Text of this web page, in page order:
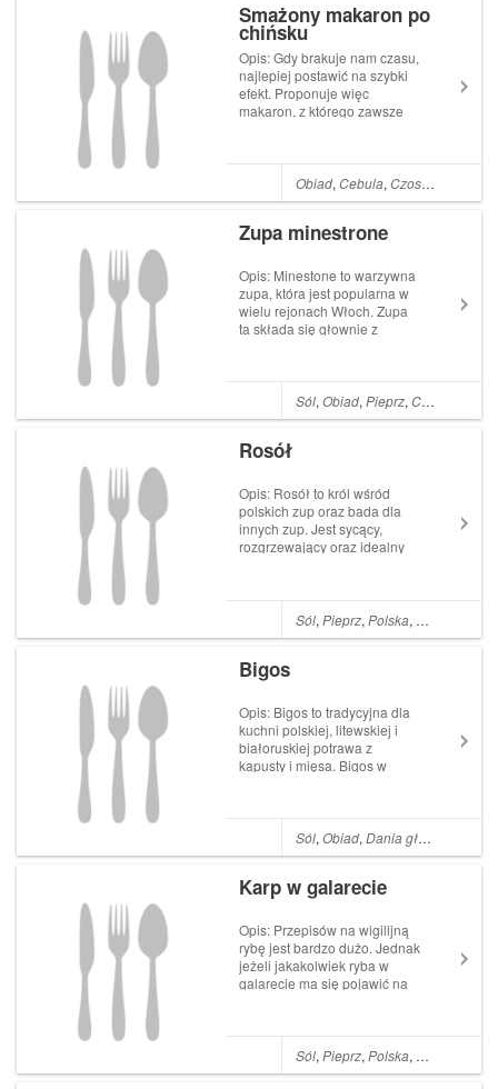
Smażony makaron po
chińsku
Opis: Gdy brakuje nam czasu,
najlepiej postawić na szybki
efekt. Proponuje więc
makaron, z którego zawsze
spora ilością świeżych
warzyw, soczystym smakiem
Obiad,Cebula,Czosnek
Zupa minestrone
Opis: Minestone to warzywna
zupa, która jest popularna w
wielu rejonach Włoch. Zupa
ta składa się głownie z
podawana jest na różne
sposoby: z drobnym
Sól,Obiad,Pieprz,Cebula
Rosół
Opis: Rosół to król wśród
polskich zup oraz bada dla
innych zup. Jest sycący,
rozgrzewający oraz idealny
głęboki w smaku, nie za
tłusty, ale też nie chudy, ma
Sól,Pieprz,Polska, Cebula
Bigos
Opis: Bigos to tradycyjna dla
kuchni polskiej, litewskiej i
białoruskiej potrawa z
kapusty i mięsa. Bigos w
na większości domów. Im
dłużej bigos się gotuje lub
Sól,Obiad,Dania główne
Karp w galarecie
Opis: Przepisów na wigilijną
rybę jest bardzo dużo. Jednak
jeżeli jakakolwiek ryba w
galarecie ma się pojawić na
potrawa, która jest jedną z
najbardziej oczekiwanych...
Sól,Pieprz,Polska, Cebula